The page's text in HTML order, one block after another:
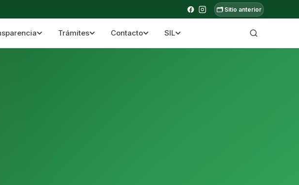
🗂️ Sitio anterior
· Llanganates y Amazonía ecuatoriana
Trámites Contacto SIL